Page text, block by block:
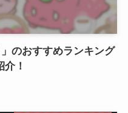
のおすすめランキング
！